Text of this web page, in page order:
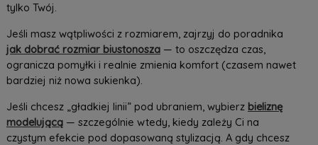
tylko Twój.
Jeśli masz wątpliwości z rozmiarem, zajrzyj do poradnika
jak dobrać rozmiar biustonosza— to oszczędza czas,
ogranicza pomyłki i realnie zmienia komfort (czasem nawet
bardziej niż nowa sukienka).
Jeśli chcesz „gładkiej linii” pod ubraniem, wybierz bieliznę
modelującą— szczególnie wtedy, kiedy zależy Ci na
czystym efekcie pod dopasowaną stylizacją. A gdy chcesz